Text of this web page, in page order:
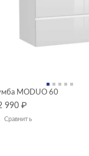
MODUO 60
990 ₽
Сравнить